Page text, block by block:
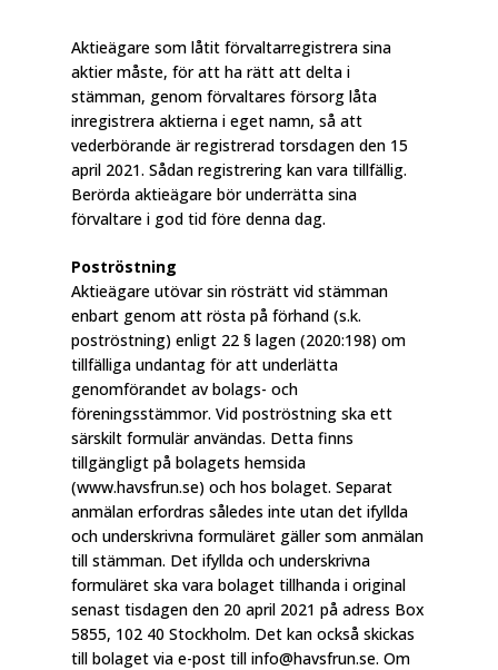
Aktieägare som låtit förvaltarregistrera sina
aktier måste, för att ha rätt att delta i
stämman, genom förvaltares försorg låta
inregistrera aktierna i eget namn, så att
vederbörande är registrerad torsdagen den 15
april 2021. Sådan registrering kan vara tillfällig.
Berörda aktieägare bör underrätta sina
förvaltare i god tid före denna dag.
Poströstning
Aktieägare utövar sin rösträtt vid stämman
enbart genom att rösta på förhand (s.k.
poströstning) enligt 22 § lagen (2020:198) om
tillfälliga undantag för att underlätta
genomförandet av bolags- och
föreningsstämmor. Vid poströstning ska ett
särskilt formulär användas. Detta finns
tillgängligt på bolagets hemsida
(www.havsfrun.se) och hos bolaget. Separat
anmälan erfordras således inte utan det ifyllda
och underskrivna formuläret gäller som anmälan
till stämman. Det ifyllda och underskrivna
formuläret ska vara bolaget tillhanda i original
senast tisdagen den 20 april 2021 på adress Box
5855, 102 40 Stockholm. Det kan också skickas
till bolaget via e-post till info@havsfrun.se. Om